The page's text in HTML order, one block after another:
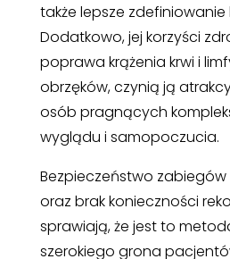
także lepsze
Dodatkowo, jej korzyści
poprawa krążenia krwi i
obrzęków, czynią ją
osób pragnących
wyglądu i samopoczucia.
Bezpieczeństwo zabiegów
oraz brak konieczności
sprawiają, że jest to
szerokiego grona